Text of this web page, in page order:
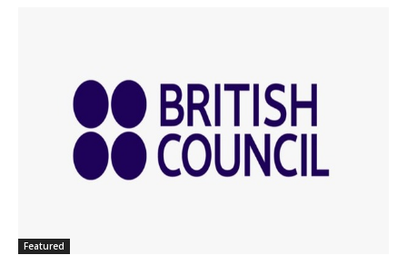
Featured